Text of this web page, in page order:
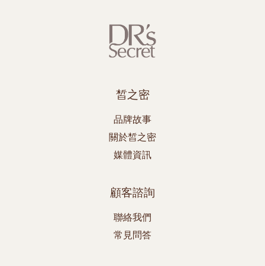
皙之密
品牌故事
關於皙之密
媒體資訊
顧客諮詢
聯絡我們
常見問答